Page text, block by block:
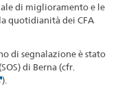
di miglioramento e le
quotidianità dei CFA
di segnalazione è stato
di Berna (cfr.
).